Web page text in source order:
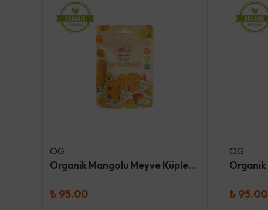
OG
Organik Mangolu Meyve Küpleri 30 Gr - Og
₺ 95.00
OG
₺ 95.00